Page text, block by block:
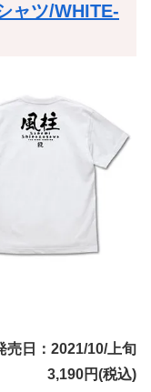
ャツ/WHITE-
売日：2021/10/上旬
3,190円(税込)